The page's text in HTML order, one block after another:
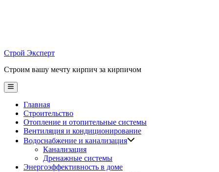
Строй Эксперт
Строим вашу мечту кирпич за кирпичом
Main
Menu
Главная
Строительство
Отопление и отопительные системы
Вентиляция и кондиционирование
Водоснабжение и канализация
Канализация
Дренажные системы
Энергоэффективность в доме